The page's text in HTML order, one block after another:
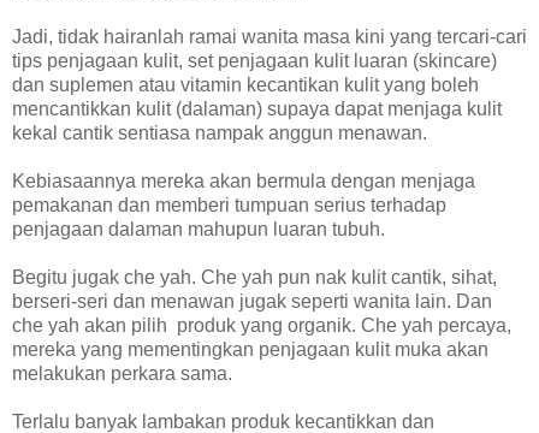
Jadi, tidak hairanlah ramai wanita masa kini yang tercari-cari
tips penjagaan kulit, set penjagaan kulit luaran (skincare)
dan suplemen atau vitamin kecantikan kulit yang boleh
mencantikkan kulit (dalaman) supaya dapat menjaga kulit
kekal cantik sentiasa nampak anggun menawan.
Kebiasaannya mereka akan bermula dengan menjaga
pemakanan dan memberi tumpuan serius terhadap
penjagaan dalaman mahupun luaran tubuh.
Begitu jugak che yah. Che yah pun nak kulit cantik, sihat,
berseri-seri dan menawan jugak seperti wanita lain. Dan
che yah akan pilih produk yang organik. Che yah percaya,
mereka yang mementingkan penjagaan kulit muka akan
melakukan perkara sama.
Terlalu banyak lambakan produk kecantikkan dan